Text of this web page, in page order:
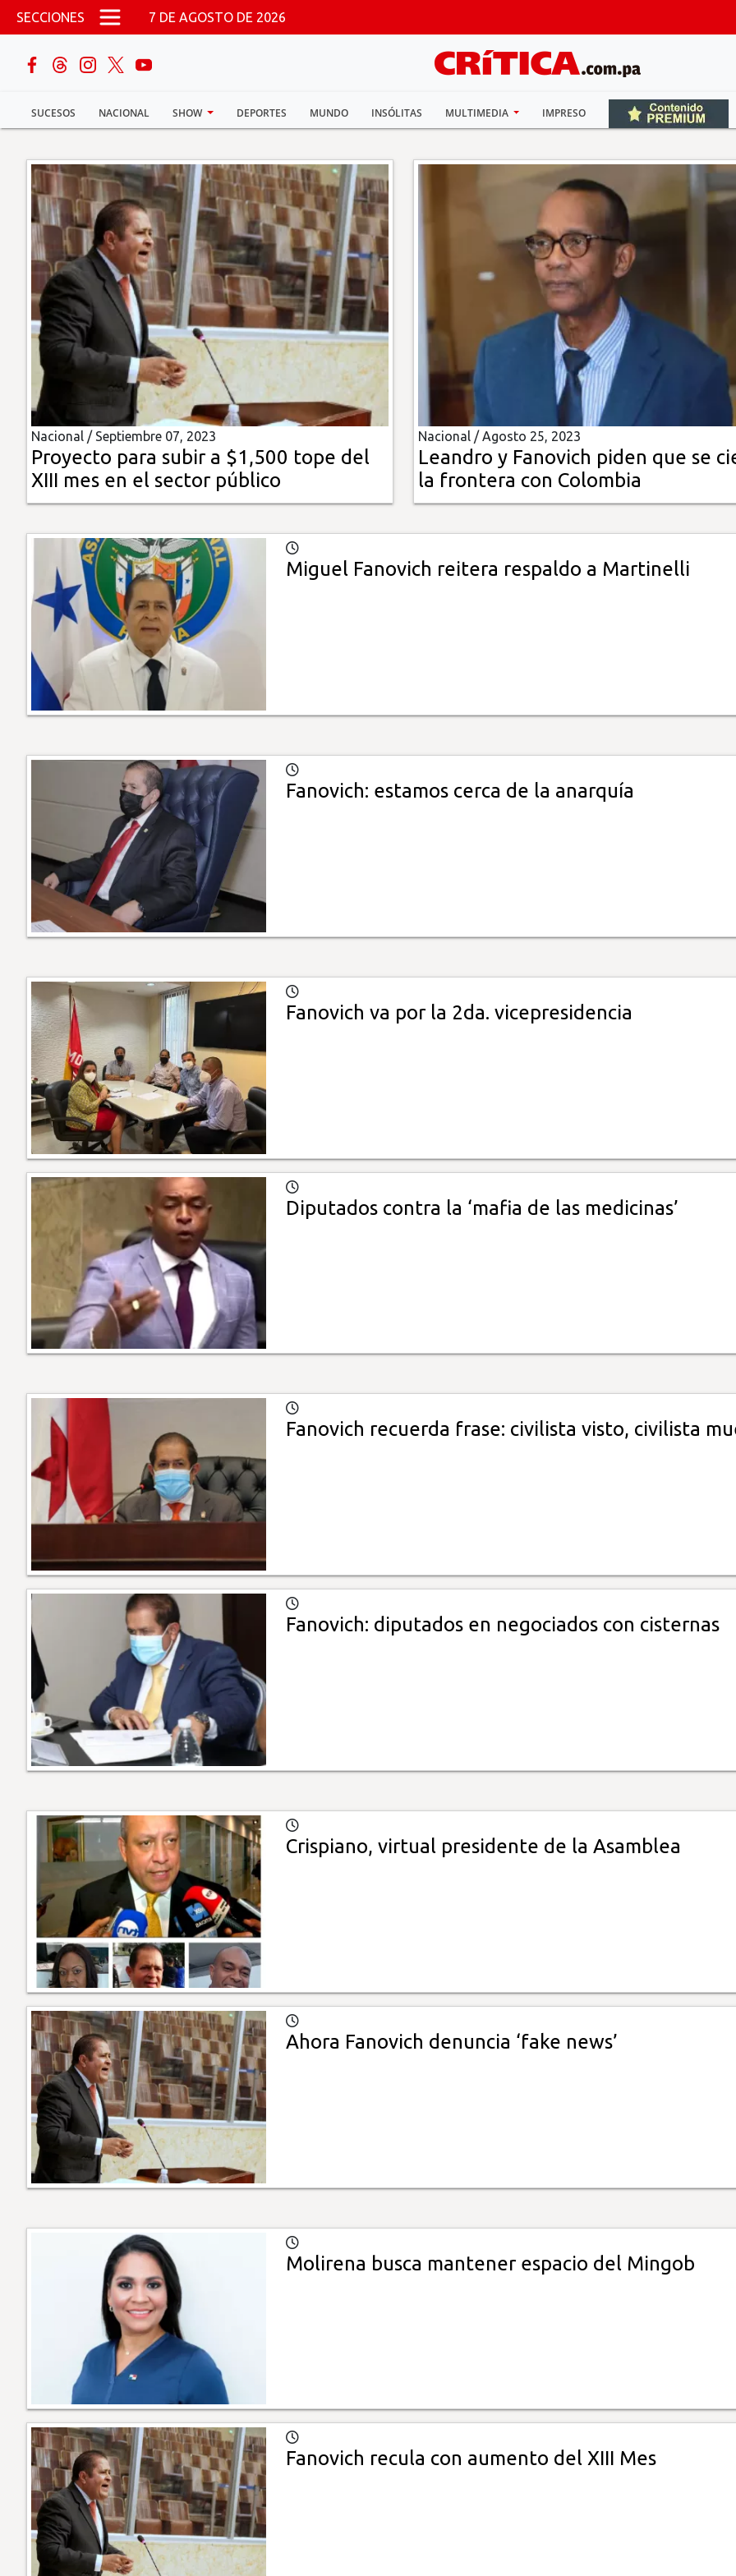
Pasar al contenido principal
SECCIONES 7 DE AGOSTO DE 2026
SUCESOS NACIONAL SHOW DEPORTES MUNDO INSÓLITAS MULTIMEDIA IMPRESO
buscar
Sucesos
Nacional
Política
Show
Deportes
Mundo
Insólitas
Multimedia
Impreso
Nacional / Septiembre 07, 2023
Proyecto para subir a $1,500 tope del
XIII mes en el sector público
Nacional /Agosto 25, 2023
Leandro y Fanovich piden que se
la frontera con Colombia
Miguel Fanovich reitera respaldo a Martinelli
Fanovich: estamos cerca de la anarquía
Fanovich va por la 2da. vicepresidencia
Diputados contra la ‘mafia de las medicinas’
Fanovich recuerda frase: civilista visto, civilista
Fanovich: diputados en negociados con cisternas
Crispiano, virtual presidente de la Asamblea
Ahora Fanovich denuncia ‘fake news’
Molirena busca mantener espacio del Mingob
Fanovich recula con aumento del XIII Mes